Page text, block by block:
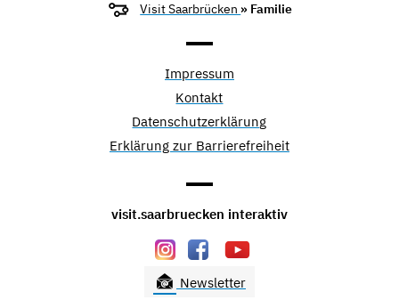
Visit Saarbrücken » Familie
Impressum
Kontakt
Datenschutzerklärung
Erklärung zur Barrierefreiheit
visit.saarbruecken interaktiv
Newsletter